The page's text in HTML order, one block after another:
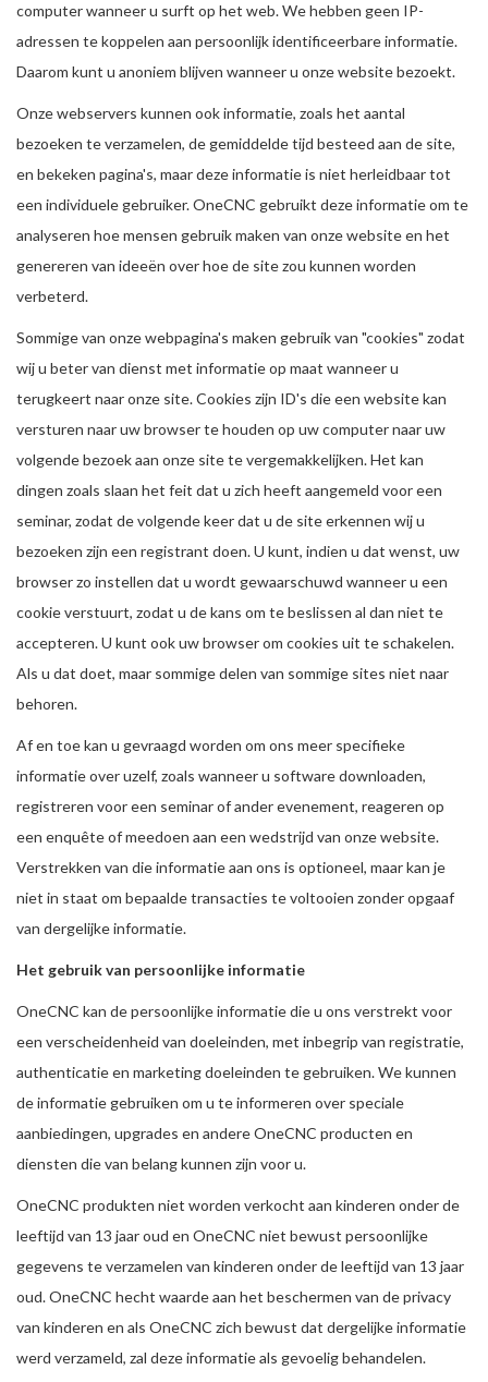
computer wanneer u surft op het web. We hebben geen IP-
adressen te koppelen aan persoonlijk identificeerbare informatie.
Daarom kunt u anoniem blijven wanneer u onze website bezoekt.
Onze webservers kunnen ook informatie, zoals het aantal
bezoeken te verzamelen, de gemiddelde tijd besteed aan de site,
en bekeken pagina's, maar deze informatie is niet herleidbaar tot
een individuele gebruiker. OneCNC gebruikt deze informatie om te
analyseren hoe mensen gebruik maken van onze website en het
genereren van ideeën over hoe de site zou kunnen worden
verbeterd.
Sommige van onze webpagina's maken gebruik van "cookies" zodat
wij u beter van dienst met informatie op maat wanneer u
terugkeert naar onze site. Cookies zijn ID's die een website kan
versturen naar uw browser te houden op uw computer naar uw
volgende bezoek aan onze site te vergemakkelijken. Het kan
dingen zoals slaan het feit dat u zich heeft aangemeld voor een
seminar, zodat de volgende keer dat u de site erkennen wij u
bezoeken zijn een registrant doen. U kunt, indien u dat wenst, uw
browser zo instellen dat u wordt gewaarschuwd wanneer u een
cookie verstuurt, zodat u de kans om te beslissen al dan niet te
accepteren. U kunt ook uw browser om cookies uit te schakelen.
Als u dat doet, maar sommige delen van sommige sites niet naar
behoren.
Af en toe kan u gevraagd worden om ons meer specifieke
informatie over uzelf, zoals wanneer u software downloaden,
registreren voor een seminar of ander evenement, reageren op
een enquête of meedoen aan een wedstrijd van onze website.
Verstrekken van die informatie aan ons is optioneel, maar kan je
niet in staat om bepaalde transacties te voltooien zonder opgaaf
van dergelijke informatie.
Het gebruik van persoonlijke informatie
OneCNC kan de persoonlijke informatie die u ons verstrekt voor
een verscheidenheid van doeleinden, met inbegrip van registratie,
authenticatie en marketing doeleinden te gebruiken. We kunnen
de informatie gebruiken om u te informeren over speciale
aanbiedingen, upgrades en andere OneCNC producten en
diensten die van belang kunnen zijn voor u.
OneCNC produkten niet worden verkocht aan kinderen onder de
leeftijd van 13 jaar oud en OneCNC niet bewust persoonlijke
gegevens te verzamelen van kinderen onder de leeftijd van 13 jaar
oud. OneCNC hecht waarde aan het beschermen van de privacy
van kinderen en als OneCNC zich bewust dat dergelijke informatie
werd verzameld, zal deze informatie als gevoelig behandelen.